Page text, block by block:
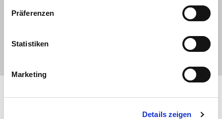
genutzt werden. Weitere Informationen finden Sie in der
unten stehenden Cookie-Erklärung unter "Details zeigen"
Präferenzen
Statistiken
Marketing
Details zeigen
gemacht, was wir sind. Gemeinsam haben wir eine
Unternehmensgruppe geschaffen, die Partnerschaft lebt.
TWITTER